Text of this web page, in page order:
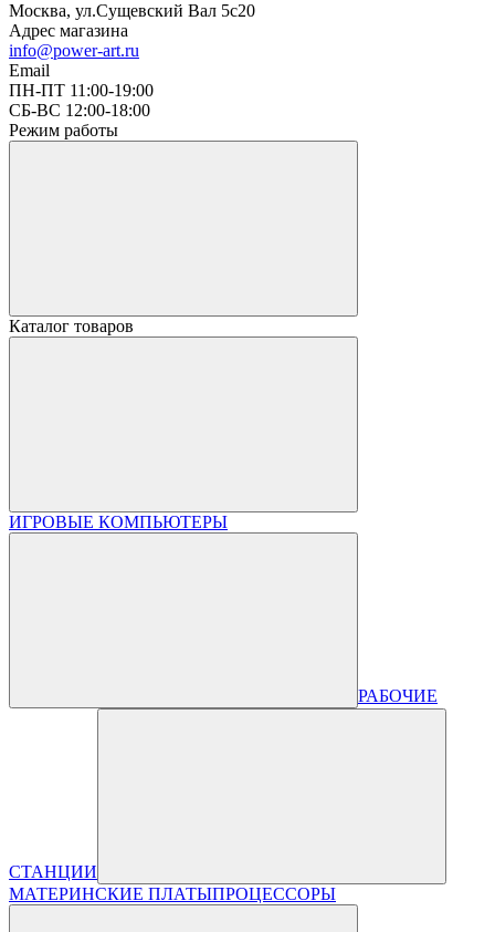
Москва, ул.Сущевский Вал 5с20
Адрес магазина
info@power-art.ru
Email
ПН-ПТ 11:00-19:00
СБ-ВС 12:00-18:00
Режим работы
Каталог товаров
ИГРОВЫЕ КОМПЬЮТЕРЫ
РАБОЧИЕ
СТАНЦИИ
МАТЕРИНСКИЕ ПЛАТЫПРОЦЕССОРЫ